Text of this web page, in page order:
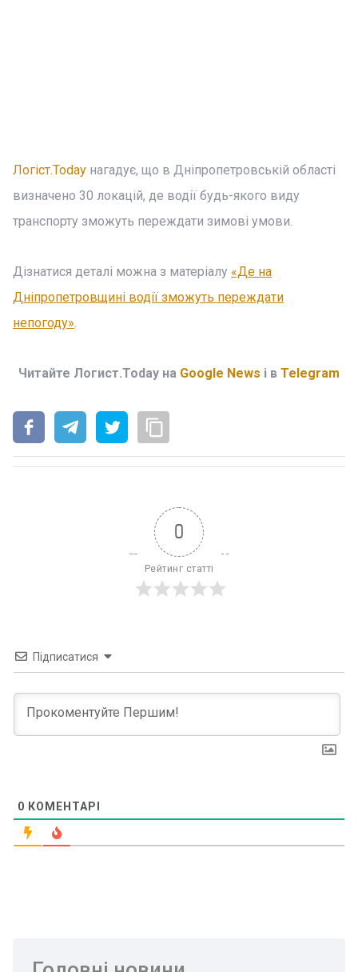
Логіст.Today нагадує, що в Дніпропетровській області
визначено 30 локацій, де водії будь-якого виду
транспорту зможуть переждати зимові умови.
Дізнатися деталі можна з матеріалу «Де на
Дніпропетровщині водії зможуть переждати
непогоду».
Читайте Логист.Today на Google News і в Telegram
0
Рейтинг статті
Підписатися
0 КОМЕНТАРІ